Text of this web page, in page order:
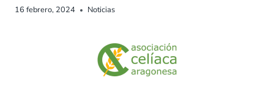
16 febrero, 2024 Noticias